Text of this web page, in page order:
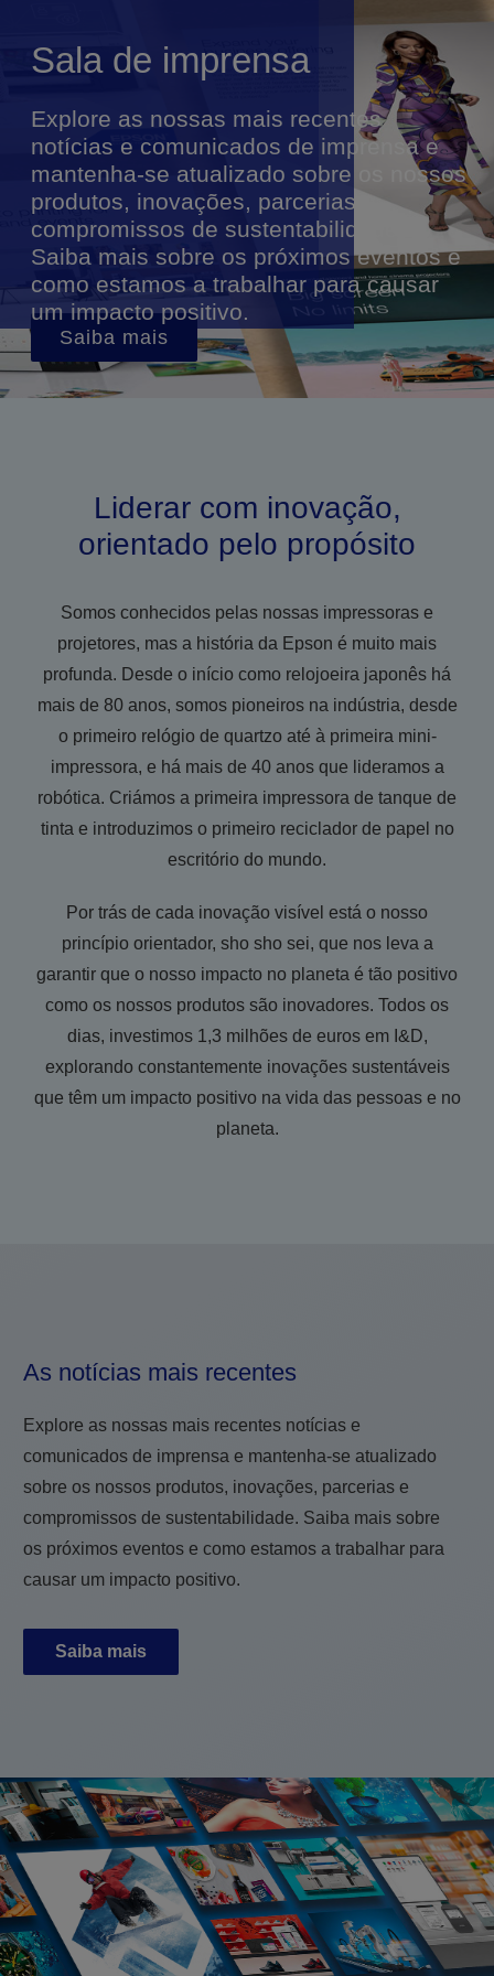
Explore as nossas mais recentes
notícias e comunicados de imprensa e
mantenha-se atualizado sobre os nossos
produtos, inovações, parcerias e
compromissos de sustentabilidade.
Saiba mais sobre os próximos eventos e
como estamos a trabalhar para causar
um impacto positivo.
Sala de imprensa
Saiba mais
Liderar com inovação,
orientado pelo propósito
Somos conhecidos pelas nossas impressoras e
projetores, mas a história da Epson é muito mais
profunda. Desde o início como relojoeira japonês há
mais de 80 anos, somos pioneiros na indústria, desde
o primeiro relógio de quartzo até à primeira mini-
impressora, e há mais de 40 anos que lideramos a
robótica. Criámos a primeira impressora de tanque de
tinta e introduzimos o primeiro reciclador de papel no
escritório do mundo.
Por trás de cada inovação visível está o nosso
princípio orientador, sho sho sei, que nos leva a
garantir que o nosso impacto no planeta é tão positivo
como os nossos produtos são inovadores. Todos os
dias, investimos 1,3 milhões de euros em I&D,
explorando constantemente inovações sustentáveis
que têm um impacto positivo na vida das pessoas e no
planeta.
As notícias mais recentes
Explore as nossas mais recentes notícias e
comunicados de imprensa e mantenha-se atualizado
sobre os nossos produtos, inovações, parcerias e
compromissos de sustentabilidade. Saiba mais sobre
os próximos eventos e como estamos a trabalhar para
causar um impacto positivo.
Saiba mais